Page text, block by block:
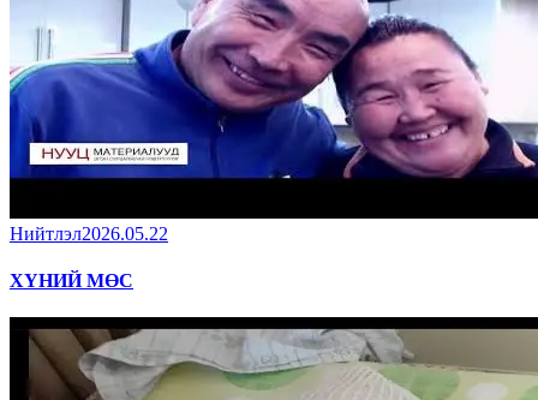
Нийтлэл2026.05.22
ХҮНИЙ МӨС